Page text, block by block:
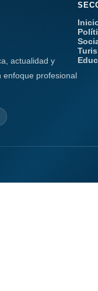
actualidad y
enfoque profesional